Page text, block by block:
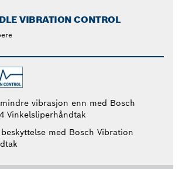
VIBRATION CONTROL
vibrasjon enn med Bosch
Vinkelsliperhåndtak
med Bosch Vibration